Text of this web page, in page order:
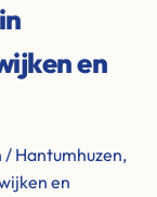
en
/ Hantumhuzen,
en